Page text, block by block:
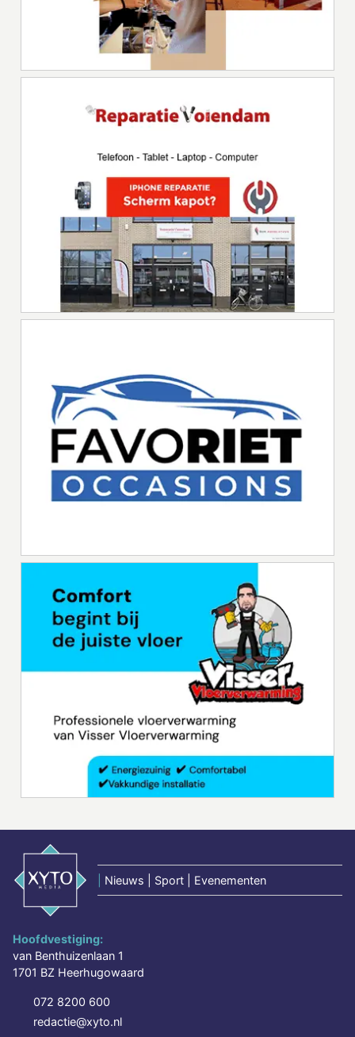
Nieuws | Sport | Evenementen
Hoofdvestiging:
van Benthuizenlaan 1
1701 BZ Heerhugowaard
072 8200 600
redactie@xyto.nl